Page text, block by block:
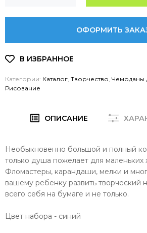
ОФОРМИТЬ
Категории: Каталог Творчество Чемоданы
Рисование
ОПИСАНИЕ
Необыкновенно большой и полный
только душа пожелает для маленьких
Фломастеры, карандаши, мелки и
вашему ребенку развить творческий
всего себя на бумаге и не только.
Цвет набора - синий